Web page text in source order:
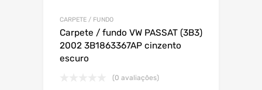
CARPETE / FUNDO
Carpete / fundo VW PASSAT (3B3)
2002 3B1863367AP cinzento
escuro
(0 avaliações)